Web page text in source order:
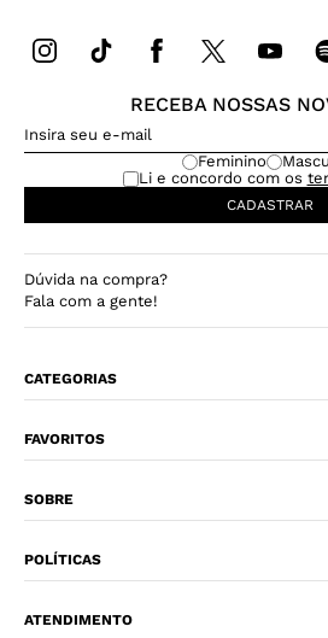
RECEBA NOSSAS
Feminino
Li e concordo com os
CADASTRAR
Dúvida na compra?
Fala com a gente!
CATEGORIAS
FAVORITOS
SOBRE
POLÍTICAS
ATENDIMENTO